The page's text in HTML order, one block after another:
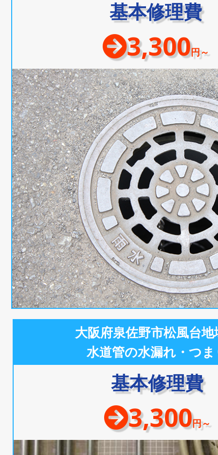
基本修理費
3,300円～
大阪府泉佐野市松風台地
水道管の水漏れ・つ
基本修理費
3,300円～